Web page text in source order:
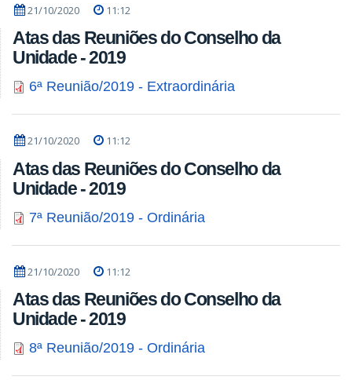
21/10/2020 11:12
Atas das Reuniões do Conselho da
Unidade - 2019
6ª Reunião/2019 - Extraordinária
21/10/2020 11:12
Atas das Reuniões do Conselho da
Unidade - 2019
7ª Reunião/2019 - Ordinária
21/10/2020 11:12
Atas das Reuniões do Conselho da
Unidade - 2019
8ª Reunião/2019 - Ordinária